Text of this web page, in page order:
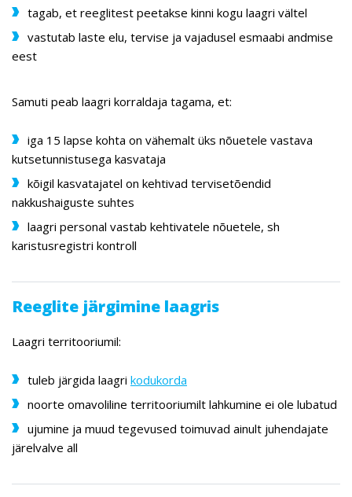
tagab, et reeglitest peetakse kinni kogu laagri vältel
vastutab laste elu, tervise ja vajadusel esmaabi andmise
eest
Samuti peab laagri korraldaja tagama, et:
iga 15 lapse kohta on vähemalt üks nõuetele vastava
kutsetunnistusega kasvataja
kõigil kasvatajatel on kehtivad tervisetõendid
nakkushaiguste suhtes
laagri personal vastab kehtivatele nõuetele, sh
karistusregistri kontroll
Reeglite järgimine laagris
Laagri territooriumil:
tuleb järgida laagri kodukorda
noorte omavoliline territooriumilt lahkumine ei ole lubatud
ujumine ja muud tegevused toimuvad ainult juhendajate
järelvalve all